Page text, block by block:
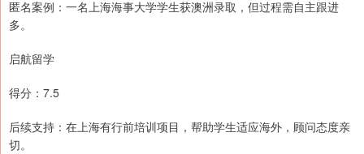
匿名案例：一名上海海事大学学生获澳洲录取，但过程需自主跟进
多。
启航留学
得分：7.5
后续支持：在上海有行前培训项目，帮助学生适应海外，顾问态度亲
切。